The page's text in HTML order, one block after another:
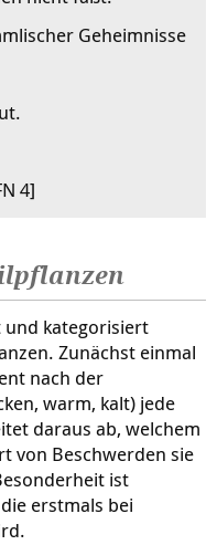
Geheimnisse
4]
kategorisiert
Zunächst einmal
nach der
warm, kalt) jede
daraus ab, welchem
von Beschwerden sie
ist
erstmals bei